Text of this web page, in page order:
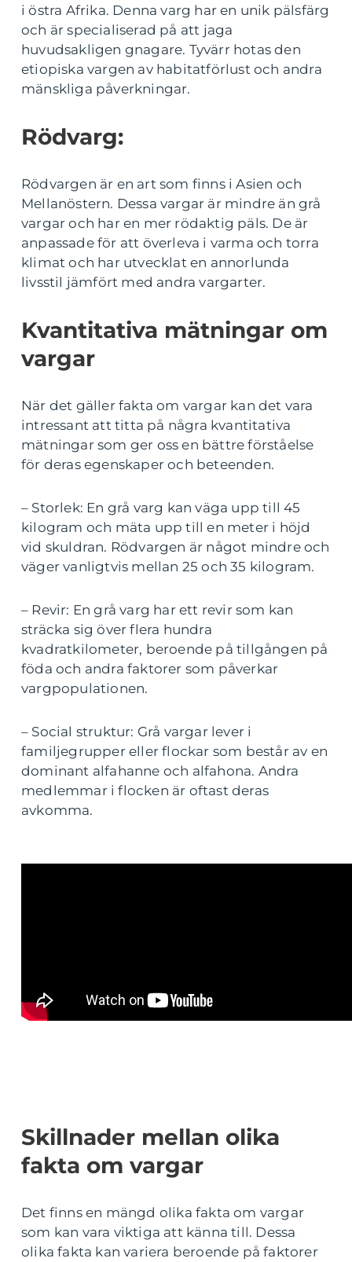
i östra Afrika. Denna varg har en unik pälsfärg
och är specialiserad på att jaga
huvudsakligen gnagare. Tyvärr hotas den
etiopiska vargen av habitatförlust och andra
mänskliga påverkningar.
Rödvarg:
Rödvargen är en art som finns i Asien och
Mellanöstern. Dessa vargar är mindre än grå
vargar och har en mer rödaktig päls. De är
anpassade för att överleva i varma och torra
klimat och har utvecklat en annorlunda
livsstil jämfört med andra vargarter.
Kvantitativa mätningar om
vargar
När det gäller fakta om vargar kan det vara
intressant att titta på några kvantitativa
mätningar som ger oss en bättre förståelse
för deras egenskaper och beteenden.
– Storlek: En grå varg kan väga upp till 45
kilogram och mäta upp till en meter i höjd
vid skuldran. Rödvargen är något mindre och
väger vanligtvis mellan 25 och 35 kilogram.
– Revir: En grå varg har ett revir som kan
sträcka sig över flera hundra
kvadratkilometer, beroende på tillgången på
föda och andra faktorer som påverkar
vargpopulationen.
– Social struktur: Grå vargar lever i
familjegrupper eller flockar som består av en
dominant alfahanne och alfahona. Andra
medlemmar i flocken är oftast deras
avkomma.
Skillnader mellan olika
fakta om vargar
Det finns en mängd olika fakta om vargar
som kan vara viktiga att känna till. Dessa
olika fakta kan variera beroende på faktorer